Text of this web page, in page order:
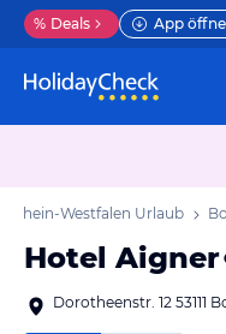
% Deals App
Westfalen Urlaub
Hotel Aigner
Dorotheenstr. 12 53111